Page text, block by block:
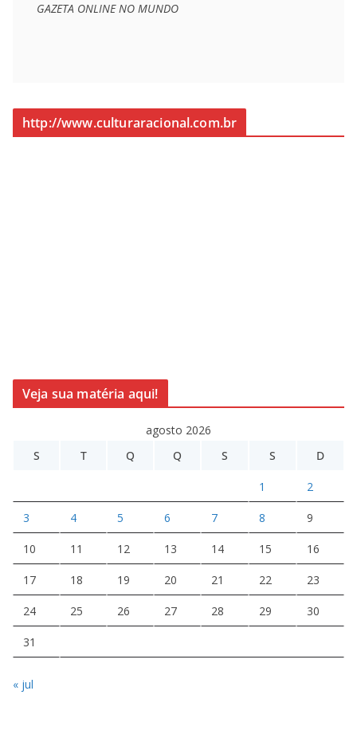
GAZETA ONLINE NO MUNDO
http://www.culturaracional.com.br
Veja sua matéria aqui!
agosto 2026
S
T Q Q S S D
1 2
3 4 5 6 7 8 9
10 11 12 13 14 15 16
17 18 19 20 21 22 23
24 25 26 27 28 29 30
31
« jul